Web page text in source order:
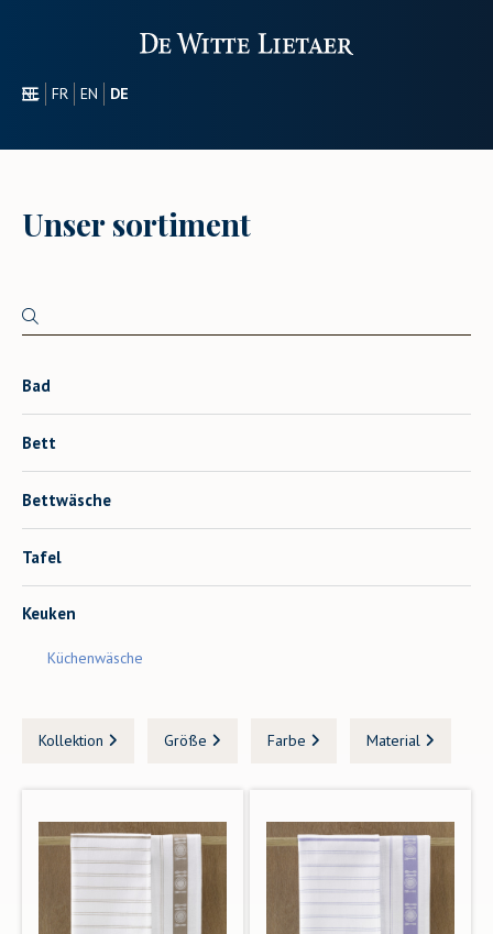
NL FR EN
DE
UNSER SORTIMENT
Unser sortiment
Bad
Bett
Bettwäsche
Tafel
Keuken
Küchenwäsche
Kollektion Größe Farbe Material